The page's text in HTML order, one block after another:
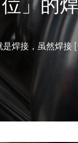
焊接，虽然焊接